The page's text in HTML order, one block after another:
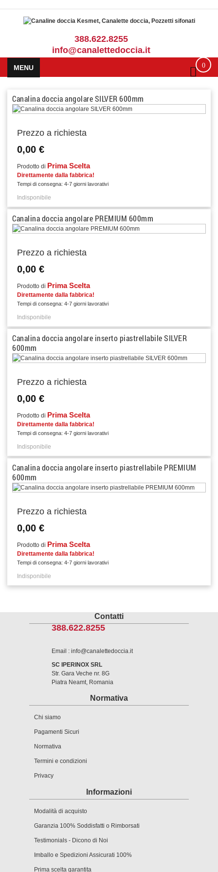
388.622.8255
info@canalettedoccia.it
0
MENU
Canalina doccia angolare SILVER 600mm
Prezzo a richiesta
0,00 €
Prodotto di Prima Scelta
Direttamente dalla fabbrica!
Tempi di consegna: 4-7 giorni lavorativi
Indisponibile
Canalina doccia angolare PREMIUM 600mm
Prezzo a richiesta
0,00 €
Prodotto di Prima Scelta
Direttamente dalla fabbrica!
Tempi di consegna: 4-7 giorni lavorativi
Indisponibile
Canalina doccia angolare inserto piastrellabile SILVER
600mm
Prezzo a richiesta
0,00 €
Prodotto di Prima Scelta
Direttamente dalla fabbrica!
Tempi di consegna: 4-7 giorni lavorativi
Indisponibile
Canalina doccia angolare inserto piastrellabile PREMIUM
600mm
Prezzo a richiesta
0,00 €
Prodotto di Prima Scelta
Direttamente dalla fabbrica!
Tempi di consegna: 4-7 giorni lavorativi
Indisponibile
Contatti
388.622.8255
Email : info@canalettedoccia.it
SC IPERINOX SRL
Str. Gara Veche nr. 8G
Piatra Neamt, Romania
Normativa
Chi siamo
Pagamenti Sicuri
Normativa
Termini e condizioni
Privacy
Informazioni
Modalità di acquisto
Garanzia 100% Soddisfatti o Rimborsati
Testimonials - Dicono di Noi
Imballo e Spedizioni Assicurati 100%
Prima scelta garantita